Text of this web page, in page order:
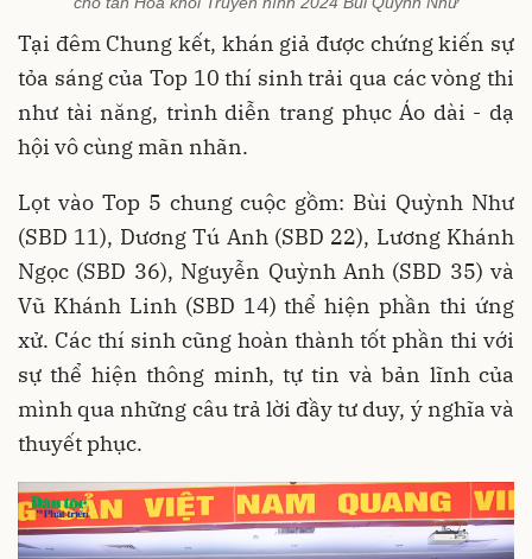
Tại đêm Chung kết, khán giả được chứng kiến sự
tỏa sáng của Top 10 thí sinh trải qua các vòng thi
như tài năng, trình diễn trang phục Áo dài - dạ
hội vô cùng mãn nhãn.
Lọt vào Top 5 chung cuộc gồm: Bùi Quỳnh Như
(SBD 11), Dương Tú Anh (SBD 22), Lương Khánh
Ngọc (SBD 36), Nguyễn Quỳnh Anh (SBD 35) và
Vũ Khánh Linh (SBD 14) thể hiện phần thi ứng
xử. Các thí sinh cũng hoàn thành tốt phần thi với
sự thể hiện thông minh, tự tin và bản lĩnh của
mình qua những câu trả lời đầy tư duy, ý nghĩa và
thuyết phục.